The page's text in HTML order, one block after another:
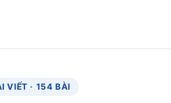
VIẾT · 154 BÀI